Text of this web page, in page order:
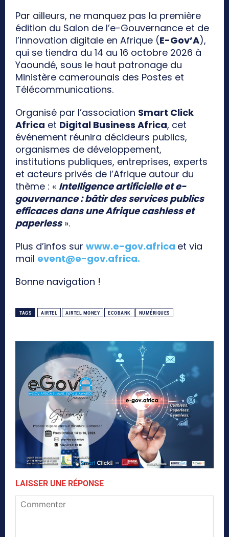
Par ailleurs, ne manquez pas la première
édition du Salon de l’e-Gouvernance et de
l’innovation digitale en Afrique (E-Gov’A),
qui se tiendra du 14 au 16 octobre 2026 à
Yaoundé, sous le haut patronage du
Ministère camerounais des Postes et
Télécommunications.
Organisé par l’association Smart Click
Africa et Digital Business Africa, cet
événement réunira décideurs publics,
organismes de développement,
institutions publiques, entreprises, experts
et acteurs privés de l’Afrique autour du
thème : « Intelligence artificielle et e-
gouvernance : bâtir des services publics
efficaces dans une Afrique cashless et
paperless».
Plus d’infos sur www.e-gov.africa et via
mail event@e-gov.africa.
Bonne navigation !
TAGS AIRTEL AIRTEL MONEY ECOBANK NUMÉRIQUES
LAISSER UNE RÉPONSE